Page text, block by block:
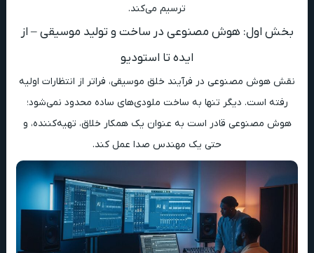
ترسیم می‌کند.
بخش اول: هوش مصنوعی در ساخت و تولید موسیقی – از
ایده تا استودیو
نقش هوش مصنوعی در فرآیند خلق موسیقی، فراتر از انتظارات اولیه
رفته است. دیگر تنها به ساخت ملودی‌های ساده محدود نمی‌شود؛
هوش مصنوعی قادر است به عنوان یک همکار خلاق، تهیه‌کننده، و
حتی یک مهندس صدا عمل کند.